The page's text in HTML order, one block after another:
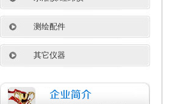
测绘配件
其它仪器